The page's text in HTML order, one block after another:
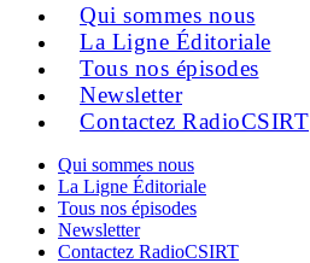
Qui sommes nous
La Ligne Éditoriale
Tous nos épisodes
Newsletter
Contactez RadioCSIRT
Qui sommes nous
La Ligne Éditoriale
Tous nos épisodes
Newsletter
Contactez RadioCSIRT